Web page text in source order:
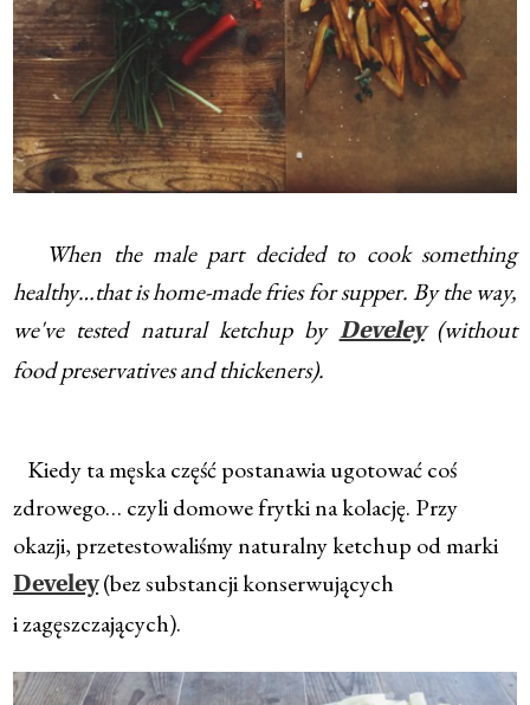
When the male part decided to cook something
healthy…that is home-made fries for supper. By the way,
we've tested natural ketchup by Develey(without
food preservatives and thickeners).
Kiedy ta męska część postanawia ugotować coś
zdrowego… czyli domowe frytki na kolację. Przy
okazji, przetestowaliśmy naturalny ketchup od marki
Develey(bez substancji konserwujących
i zagęszczających).